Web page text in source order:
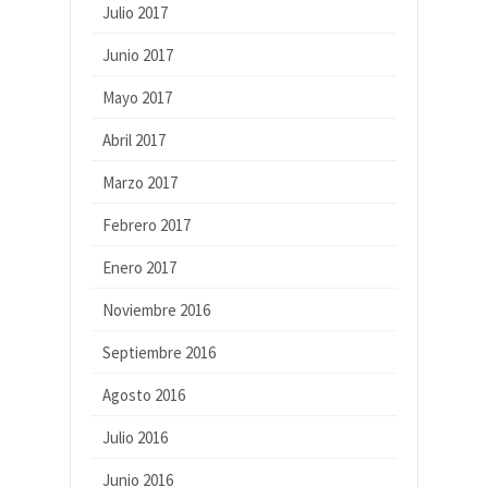
Julio 2017
Junio 2017
Mayo 2017
Abril 2017
Marzo 2017
Febrero 2017
Enero 2017
Noviembre 2016
Septiembre 2016
Agosto 2016
Julio 2016
Junio 2016